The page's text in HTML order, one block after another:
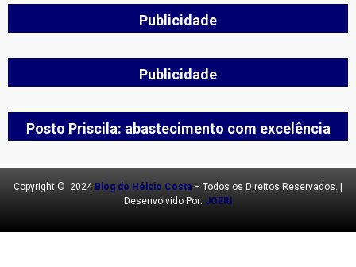
Publicidade
Publicidade
Posto Priscila: abastecimento com excelência
Copyright © 2024 Blog do Hélcio Costa – Todos os Direitos Reservados. |
Desenvolvido Por: JOERI